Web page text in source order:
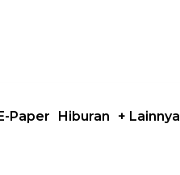
Paper Hiburan + Lainnya